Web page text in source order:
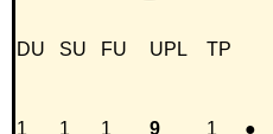
DU
SU FU UPL TP
1 1 1 9 1 ●